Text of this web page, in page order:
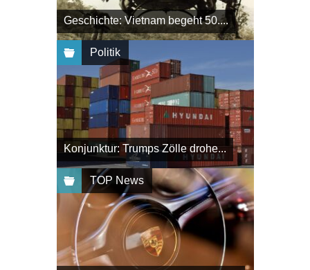
Geschichte: Vietnam begeht 50....
Politik
Konjunktur: Trumps Zölle drohe...
TOP News